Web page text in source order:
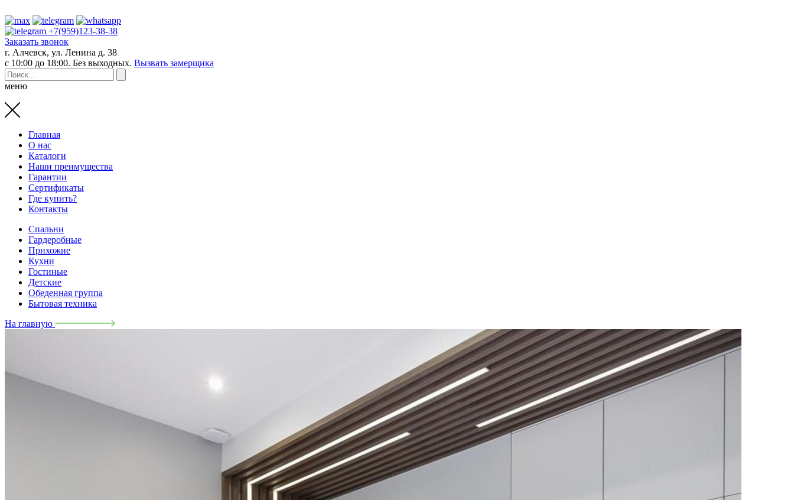
+7(959)123-38-38
Заказать звонок
г. Алчевск, ул. Ленина д. 38
с 10:00 до 18:00. Без выходных. Вызвать замерщика
меню
Главная
О нас
Каталоги
Наши преимущества
Гарантии
Сертификаты
Где купить?
Контакты
Спальни
Гардеробные
Прихожие
Кухни
Гостиные
Детские
Обеденная группа
Бытовая техника
На главную